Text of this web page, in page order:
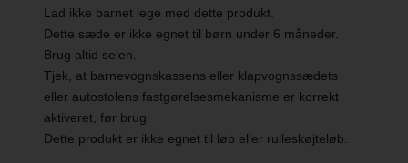
Lad ikke barnet lege med dette produkt.
Dette sæde er ikke egnet til børn under 6 måneder.
Brug altid selen.
Tjek, at barnevognskassens eller klapvognssædets
eller autostolens fastgørelsesmekanisme er korrekt
aktiveret, før brug.
Dette produkt er ikke egnet til løb eller rulleskøjteløb.